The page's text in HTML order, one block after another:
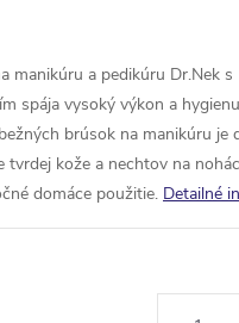
manikúru a pedikúru Dr.Nek s
spája vysoký výkon a
brúsok na manikúru je
tvrdej kože a nechtov na
domáce použitie. Detailné